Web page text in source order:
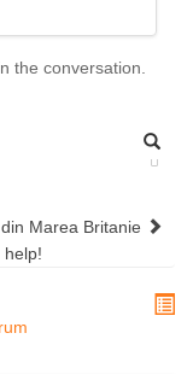
the conversation.
Marea Britanie
help!